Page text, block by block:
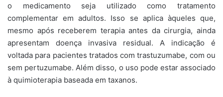
o medicamento seja utilizado como tratamento
complementar em adultos. Isso se aplica àqueles que,
mesmo após receberem terapia antes da cirurgia, ainda
apresentam doença invasiva residual. A indicação é
voltada para pacientes tratados com trastuzumabe, com ou
sem pertuzumabe. Além disso, o uso pode estar associado
à quimioterapia baseada em taxanos.